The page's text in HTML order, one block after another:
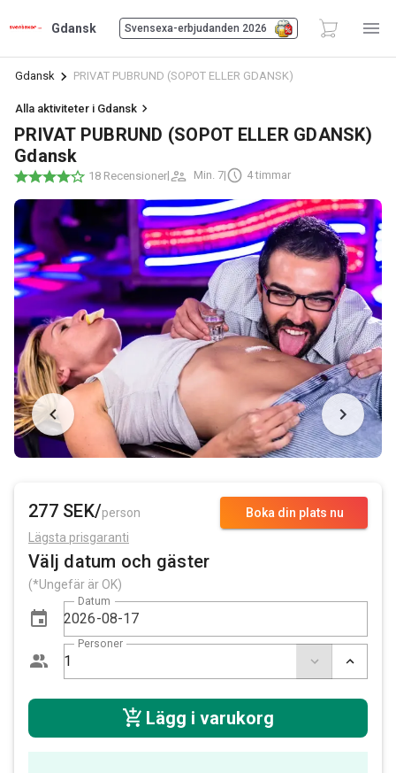
Gdansk Svensexa-erbjudanden 2026
Gdansk PRIVAT PUBRUND (SOPOT ELLER GDANSK)
Alla aktiviteter i Gdansk
PRIVAT PUBRUND (SOPOT ELLER GDANSK)
Gdansk
18 Recensioner| Min. 7| 4 timmar
Boka din plats nu
277 SEK/person
Lägsta prisgaranti
Välj datum och gäster
(*Ungefär är OK)
Datum
Personer
Lägg i varukorg